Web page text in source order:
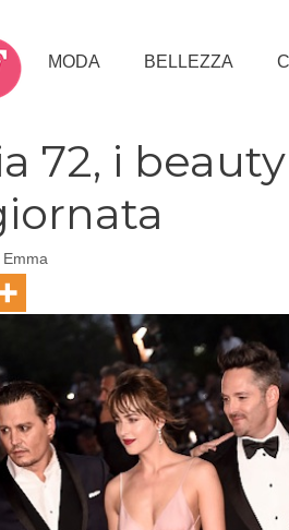
MODA BELLEZZA
72, i
Emma